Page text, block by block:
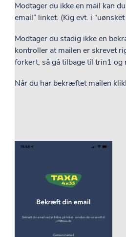
Modtager du ikke en mail kan
email” linket. (Kig evt. i “uønsket
Modtager du stadig ikke en
kontroller at mailen er skrevet
forkert, så gå tilbage til trin1 og
Når du har bekræftet mailen